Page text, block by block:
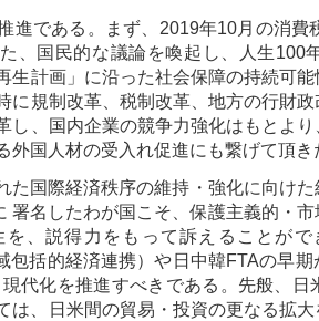
進である。まず、2019年10月の消
、国民的な議論を喚起し、人生100
生計画」に沿った社会保障の持続可
に規制改革、税制改革、地方の行財
し、国内企業の競争力強化はもとよ
外国人材の受入れ促進にも繋げて頂き
た国際経済秩序の維持・強化に向け
署名したわが国こそ、保護主義的・
、説得力をもって訴えることがで
包括的経済連携）や日中韓FTAの早
代化を推進すべきである。先般、
は、日米間の貿易・投資の更なる拡